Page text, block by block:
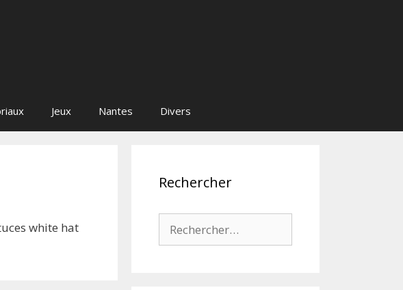
Jeux Nantes Divers
white hat
Rechercher